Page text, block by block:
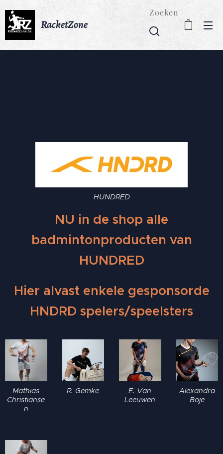
RacketZone
Zoeken
HUNDRED
NU in de shop alle
badmintonproducten van
HUNDRED
Hier alvast enkele gesponsorde
HNDRD spelers/speelsters
Mathias
Christianse
n
R. Gemke
E. Van
Leeuwen
Alexandra
Boje